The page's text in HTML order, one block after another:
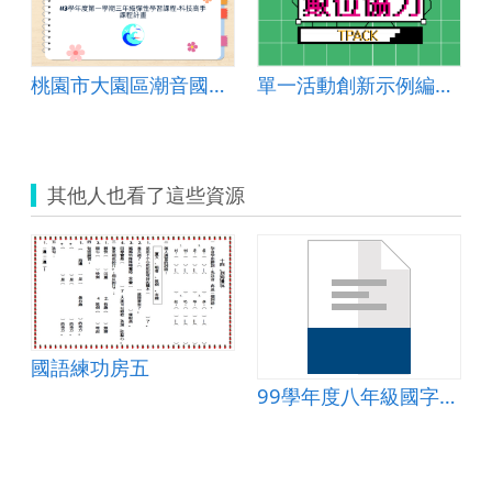
桃園市大園區潮音國民小學113學年度第一學期三年級彈性學習課程-科技高手 課程計畫 單一活動創新示例編號：國中綜合 2024-003-2
其他人也看了這些資源
國語練功房五
99學年度八年級國字注音練習卷